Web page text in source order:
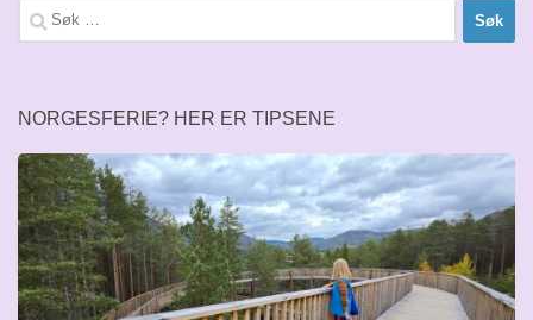
Søk
etter:
NORGESFERIE? HER ER TIPSENE